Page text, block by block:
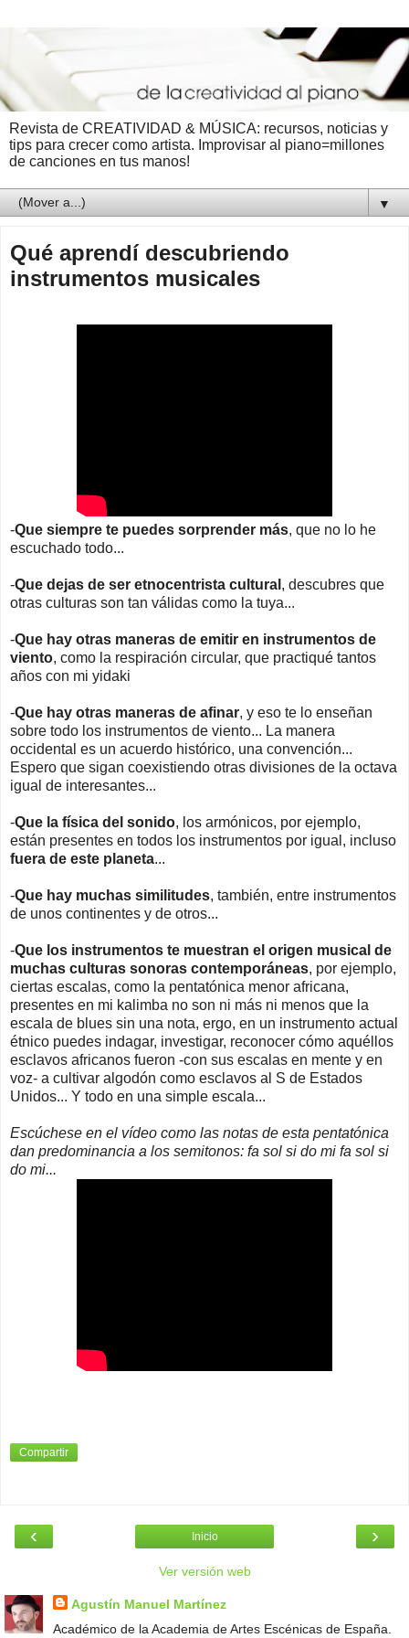
Revista de CREATIVIDAD & MÚSICA: recursos, noticias y
tips para crecer como artista. Improvisar al piano=millones
de canciones en tus manos!
▼
Qué aprendí descubriendo
instrumentos musicales
-Que siempre te puedes sorprender más, que no lo he
escuchado todo...
-Que dejas de ser etnocentrista cultural , descubres que
otras culturas son tan válidas como la tuya...
-Que hay otras maneras de emitir en instrumentos de
viento, como la respiración circular, que practiqué tantos
años con mi yidaki
-Que hay otras maneras de afinar, y eso te lo enseñan
sobre todo los instrumentos de viento... La manera
occidental es un acuerdo histórico, una convención...
Espero que sigan coexistiendo otras divisiones de la octava
igual de interesantes...
-Que la física del sonido, los armónicos, por ejemplo,
están presentes en todos los instrumentos por igual, incluso
fuera de este planeta...
-Que hay muchas similitudes, también, entre instrumentos
de unos continentes y de otros...
-Que los instrumentos te muestran el origen musical de
muchas culturas sonoras contemporáneas, por ejemplo,
ciertas escalas, como la pentatónica menor africana,
presentes en mi kalimba no son ni más ni menos que la
escala de blues sin una nota, ergo, en un instrumento actual
étnico puedes indagar, investigar, reconocer cómo aquéllos
esclavos africanos fueron -con sus escalas en mente y en
voz- a cultivar algodón como esclavos al S de Estados
Unidos... Y todo en una simple escala...
Escúchese en el vídeo como las notas de esta pentatónica
dan predominancia a los semitonos: fa sol si do mi fa sol si
do mi...
Compartir
‹ ›
Inicio
Ver versión web
Agustín Manuel Martínez
Académico de la Academia de Artes Escénicas de España.